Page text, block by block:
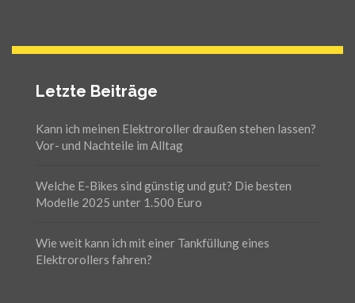
Letzte Beiträge
Kann ich meinen Elektroroller draußen stehen lassen?
Vor- und Nachteile im Alltag
Welche E-Bikes sind günstig und gut? Die besten
Modelle 2025 unter 1.500 Euro
Wie weit kann ich mit einer Tankfüllung eines
Elektrorollers fahren?